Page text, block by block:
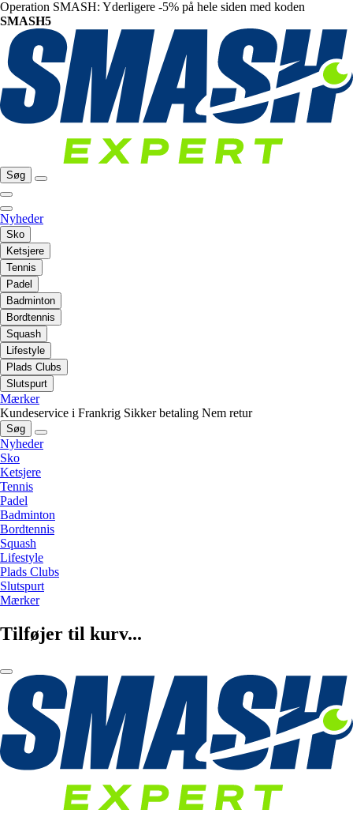
Operation SMASH: Yderligere -5% på hele siden med koden
SMASH5
Søg
Nyheder
Sko
Ketsjere
Tennis
Padel
Badminton
Bordtennis
Squash
Lifestyle
Plads Clubs
Slutspurt
Mærker
Kundeservice i Frankrig Sikker betaling Nem retur
Søg
Nyheder
Sko
Ketsjere
Tennis
Padel
Badminton
Bordtennis
Squash
Lifestyle
Plads Clubs
Slutspurt
Mærker
Tilføjer til kurv...